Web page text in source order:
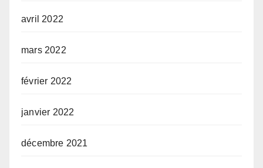
avril 2022
mars 2022
février 2022
janvier 2022
décembre 2021